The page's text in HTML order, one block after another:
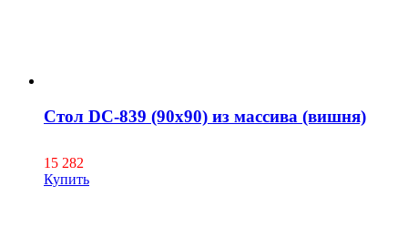
Стол DC-839 (90х90) из массива (вишня)
15 282
Купить